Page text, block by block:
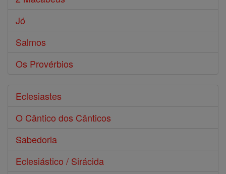
Jó
Salmos
Os Provérbios
Eclesiastes
O Cântico dos Cânticos
Sabedoria
Eclesiástico / Sirácida